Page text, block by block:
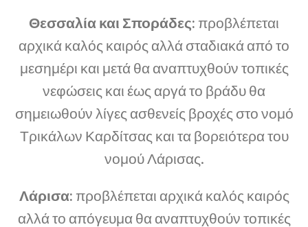
Θεσσαλία και Σποράδες: προβλέπεται
αρχικά καλός καιρός αλλά σταδιακά από το
μεσημέρι και μετά θα αναπτυχθούν τοπικές
νεφώσεις και έως αργά το βράδυ θα
σημειωθούν λίγες ασθενείς βροχές στο νομό
Τρικάλων Καρδίτσας και τα βορειότερα του
νομού Λάρισας.
Λάρισα: προβλέπεται αρχικά καλός καιρός
αλλά το απόγευμα θα αναπτυχθούν τοπικές